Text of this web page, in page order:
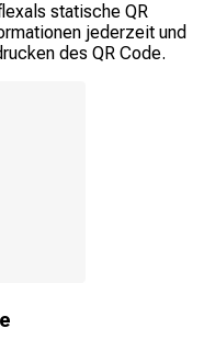
statische QR
jederzeit und
des QR Code.